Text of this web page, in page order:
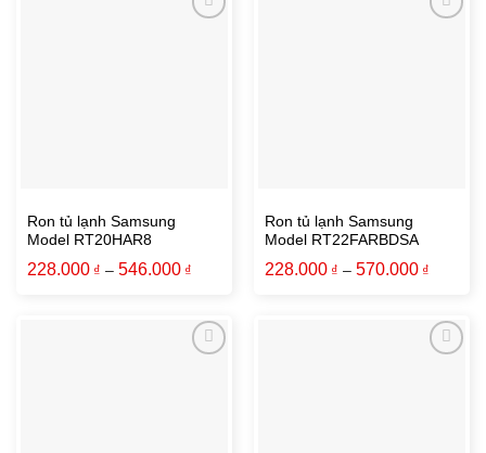
Ron tủ lạnh Samsung
Model RT20HAR8
228.000 ₫ – 546.000 ₫
Ron tủ lạnh Samsung
Model RT22FARBDSA
228.000 ₫ – 570.000 ₫